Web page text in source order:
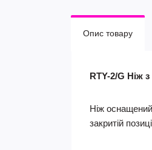
Опис товару
RTY-2/G Ніж
Ніж
закритій